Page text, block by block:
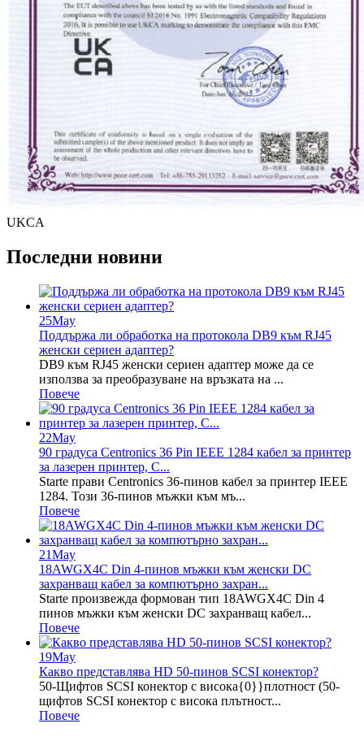
UKCA
Последни новини
25May
Поддържа ли обработка на протокола DB9 към RJ45
женски сериен адаптер?
DB9 към RJ45 женски сериен адаптер може да се
използва за преобразуване на връзката на ...
Повече
22May
90 градуса Centronics 36 Pin IEEE 1284 кабел за принтер
за лазерен принтер, C...
Starte прави Centronics 36-пинов кабел за принтер IEEE
1284. Този 36-пинов мъжки към мъ...
Повече
21May
18AWGX4C Din 4-пинов мъжки към женски DC
захранващ кабел за компютърно захран...
Starte произвежда формован тип 18AWGX4C Din 4
пинов мъжки към женски DC захранващ кабел...
Повече
19May
Какво представлява HD 50-пинов SCSI конектор?
50-Щифтов SCSI конектор с висока{0}}плотност (50-
щифтов SCSI конектор с висока плътност...
Повече